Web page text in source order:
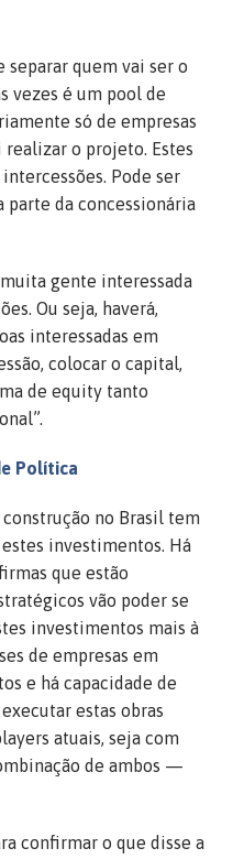
quem vai ser o
vezes é um pool de
só de empresas
realizar o projeto. Estes
Pode ser
da concessionária
gente interessada
Ou seja, haverá,
interessadas em
colocar o capital,
de equity tanto
Política
no Brasil tem
investimentos. Há
que estão
vão poder se
investimentos mais à
de empresas em
e há capacidade de
estas obras
atuais, seja com
de ambos —
confirmar o que disse a